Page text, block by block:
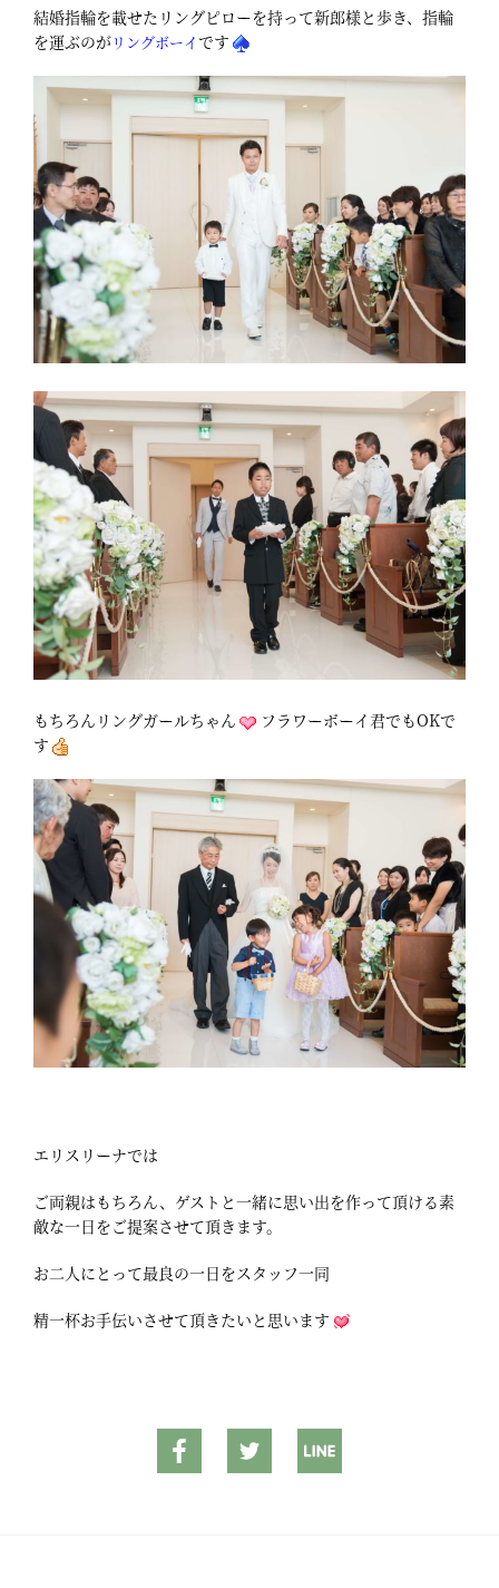
結婚指輪を載せたリングピローを持って新郎様と歩き、指輪
を運ぶのがリングボーイです
もちろんリングガールちゃん
フラワーボーイ君でもOKで
す
エリスリーナでは
ご両親はもちろん、ゲストと一緒に思い出を作って頂ける素
敵な一日をご提案させて頂きます。
お二人にとって最良の一日をスタッフ一同
精一杯お手伝いさせて頂きたいと思います